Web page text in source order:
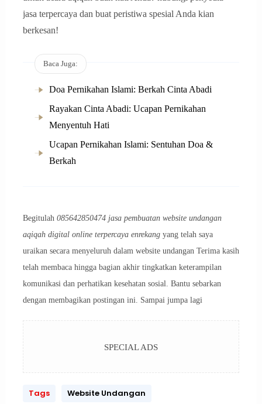
jasa terpercaya dan buat peristiwa spesial Anda kian
berkesan!
Baca Juga:
Doa Pernikahan Islami: Berkah Cinta Abadi
Rayakan Cinta Abadi: Ucapan Pernikahan
Menyentuh Hati
Ucapan Pernikahan Islami: Sentuhan Doa &
Berkah
Begitulah 085642850474 jasa pembuatan website undangan
aqiqah digital online terpercaya enrekangyang telah saya
uraikan secara menyeluruh dalam website undangan Terima kasih
telah membaca hingga bagian akhir tingkatkan keterampilan
komunikasi dan perhatikan kesehatan sosial. Bantu sebarkan
dengan membagikan postingan ini. Sampai jumpa lagi
SPECIAL ADS
Tags Website Undangan